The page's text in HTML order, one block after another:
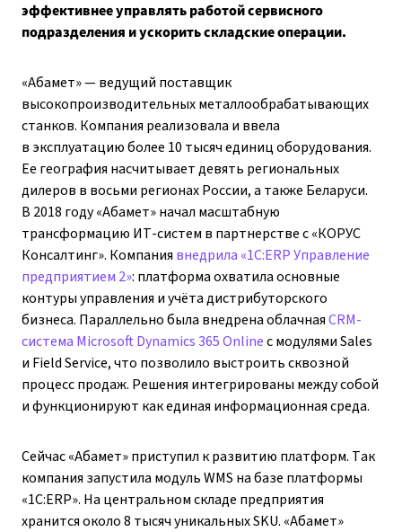
эффективнее управлять работой сервисного
подразделения и ускорить складские операции.
«Абамет» — ведущий поставщик
высокопроизводительных металлообрабатывающих
станков. Компания реализовала и ввела
в эксплуатацию более 10 тысяч единиц оборудования.
Ее география насчитывает девять региональных
дилеров в восьми регионах России, а также Беларуси.
В 2018 году «Абамет» начал масштабную
трансформацию ИТ-систем в партнерстве с «КОРУС
Консалтинг». Компания внедрила «1С:ERP Управление
предприятием 2»: платформа охватила основные
контуры управления и учёта дистрибуторского
бизнеса. Параллельно была внедрена облачнаяCRM-
система Microsoft Dynamics 365 Onlineс модулями Sales
и Field Service, что позволило выстроить сквозной
процесс продаж. Решения интегрированы между собой
и функционируют как единая информационная среда.
Сейчас «Абамет» приступил к развитию платформ. Так
компания запустила модуль WMS на базе платформы
«1С:ERP». На центральном складе предприятия
хранится около 8 тысяч уникальных SKU. «Абамет»